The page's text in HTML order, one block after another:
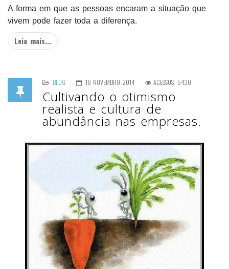
A forma em que as pessoas encaram a situação que
vivem pode fazer toda a diferença.
Leia mais...
BLOG 18 NOVEMBRO 2014 ACESSOS: 5430
Cultivando o otimismo
realista e cultura de
abundância nas empresas.